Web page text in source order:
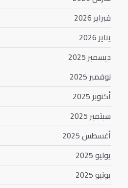
فبراير 2026
يناير 2026
ديسمبر 2025
نوفمبر 2025
أكتوبر 2025
سبتمبر 2025
أغسطس 2025
يوليو 2025
يونيو 2025